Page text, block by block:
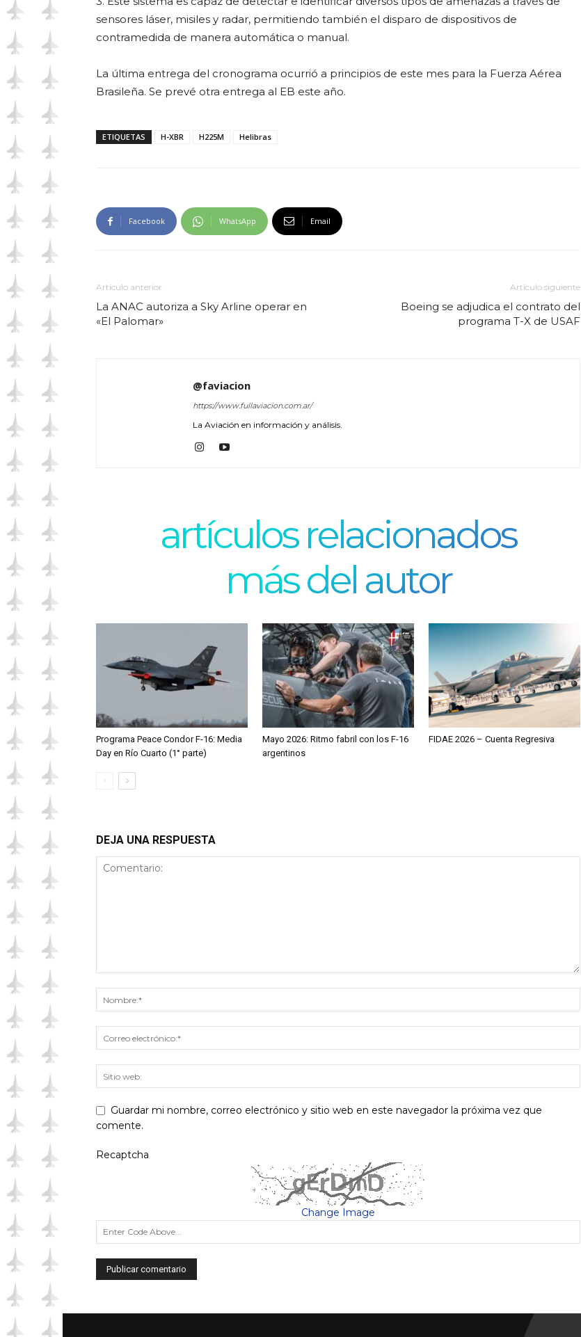
sensores láser, misiles y radar, permitiendo también el disparo de dispositivos de
contramedida de manera automática o manual.
La última entrega del cronograma ocurrió a principios de este mes para la Fuerza Aérea
Brasileña. Se prevé otra entrega al EB este año.
ETIQUETAS H-XBR H225M Helibras
Facebook WhatsApp Email
Artículo anterior
La ANAC autoriza a Sky Arline operar en
«El Palomar»
Artículo siguiente
Boeing se adjudica el contrato del
programa T-X de USAF
@faviacion
https://www.fullaviacion.com.ar/
La Aviación en información y análisis.
artículos relacionados
más del autor
Programa Peace Condor F-16: Media
Day en Río Cuarto (1° parte)
Mayo 2026: Ritmo fabril con los F-16
argentinos
FIDAE 2026 – Cuenta Regresiva
DEJA UNA RESPUESTA
Guardar mi nombre, correo electrónico y sitio web en este navegador la próxima vez que
comente.
Recaptcha
Change Image